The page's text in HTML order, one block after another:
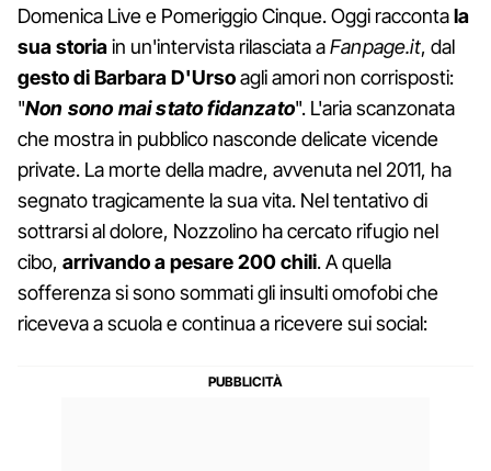
Domenica Live e Pomeriggio Cinque. Oggi raccontala
sua storiain un'intervista rilasciata aFanpage.it, dal
gesto di Barbara D'Ursoagli amori non corrisposti:
"Non sono mai stato fidanzato". L'aria scanzonata
che mostra in pubblico nasconde delicate vicende
private. La morte della madre, avvenuta nel 2011, ha
segnato tragicamente la sua vita. Nel tentativo di
sottrarsi al dolore, Nozzolino ha cercato rifugio nel
cibo, arrivando a pesare 200 chili. A quella
sofferenza si sono sommati gli insulti omofobi che
riceveva a scuola e continua a ricevere sui social: